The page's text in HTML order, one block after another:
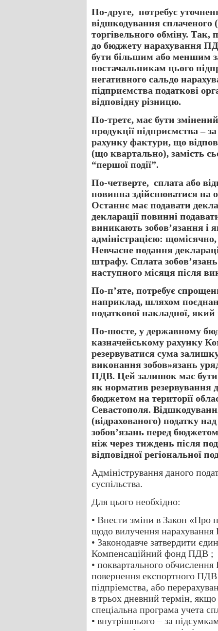
По-друге, потребує
відшкодування сплаченого
торгівельного обміну. Так,
до бюджету нарахування
бути більшим або меншим
постачальникам цього
негативного сальдо
підприємства податкові
відповідну різницю.
По-третє, має бути
продукції підприємства –
рахунку фактури, що
(що квартально), замість
“першої події”.
По-четверте, сплата або
повинна здійснюватися на
Останнє має подавати
декларації повинні
виникають зобов’язання і
адміністрацією:
Невчасне подання
штрафу. Сплата
наступного місяця після
По-п’яте, потребує
наприклад, шляхом
податкової накладної,
По-шосте, у державному
казначейському рахунку
резервуватися сума
виконання зобов»язань
ПДВ. Цей залишок має бути
як норматив резервування
бюджетом на території
Севастополя.
(відрахованого) податку
зобов’язань перед
ніж через тиждень після
відповідної регіональної
Адміністрування даного
суспільства.
Для цього необхідно:
• Внести зміни в Закон «Про
щодо вилучення
• Законодавче затвердити
Компенсаційний фонд ПДВ ;
• поквартального
повернення експортного ПДВ
підпріемства, або
в трьох дневний термін, якщо
спеціальна програма учета
• внутрішнього – за